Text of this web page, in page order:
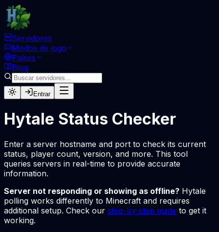
Servidores
Modos de jogo
Países
Blog
Entrar
Hytale Status Checker
Enter a server hostname and port to check its current
status, player count, version, and more. This tool
queries servers in real-time to provide accurate
information.
Server not responding or showing as offline? Hytale
polling works differently to Minecraft and requires
additional setup. Check our step-by-step guide to get it
working.